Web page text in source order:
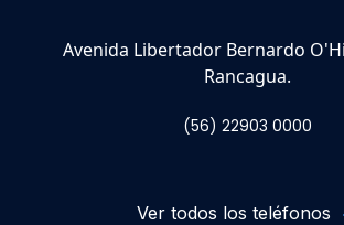
Avenida Libertador Bernardo
Rancagua.
(56) 22903 0000
Ver todos los teléfonos